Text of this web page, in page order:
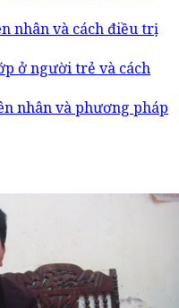
nhân và cách điều trị
ở người trẻ và cách
nhân và phương pháp